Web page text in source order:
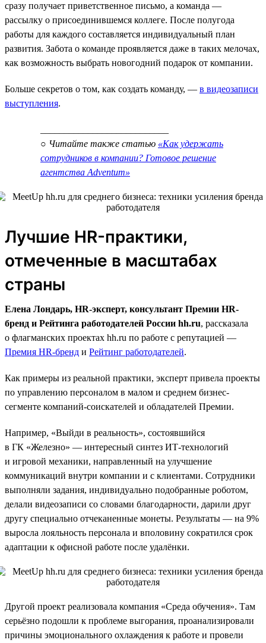
сразу получает приветственное письмо, а команда —
рассылку о присоединившемся коллеге. После полугода
работы для каждого составляется индивидуальный план
развития. Забота о команде проявляется даже в таких мелочах,
как возможность выбрать новогодний подарок от компании.
Больше секретов о том, как создать команду, — в видеозаписи
выступления.
○ Читайте также статью «Как удержать
сотрудников в компании? Готовое решение
агентства Adventum»
Лучшие HR-практики,
отмеченные в масштабах
страны
Елена Лондарь, HR-эксперт, консультант Премии HR-
бренд и Рейтинга работодателей России hh.ru, рассказала
о флагманских проектах hh.ru по работе с репутацией —
Премия HR-бренд и Рейтинг работодателей.
Как примеры из реальной практики, эксперт привела проекты
по управлению персоналом в малом и среднем бизнес-
сегменте компаний-соискателей и обладателей Премии.
Например, «Выйди в реальность», состоявшийся
в ГК «Железно» — интересный синтез ИТ-технологий
и игровой механики, направленный на улучшение
коммуникаций внутри компании и с клиентами. Сотрудники
выполняли задания, индивидуально подобранные роботом,
делали видеозаписи со словами благодарности, дарили друг
другу специально отчеканенные монеты. Результаты — на 9%
выросла лояльность персонала и вполовину сократился срок
адаптации к офисной работе после удалёнки.
Другой проект реализовала компания «Среда обучения». Там
серьёзно подошли к проблеме выгорания, проанализировали
причины эмоционального охлаждения к работе и провели